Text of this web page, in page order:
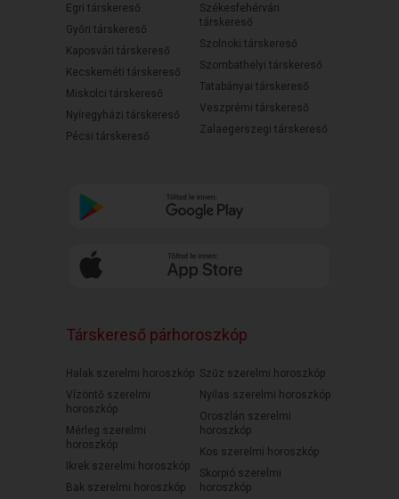
Egri társkereső
Győri társkereső
Kaposvári társkereső
Kecskeméti társkereső
Miskolci társkereső
Nyíregyházi társkereső
Pécsi társkereső
Székesfehérvári
társkereső
Szolnoki társkereső
Szombathelyi társkereső
Tatabányai társkereső
Veszprémi társkereső
Zalaegerszegi társkereső
Társkereső párhoroszkóp
Halak szerelmi horoszkóp
Vízöntő szerelmi
horoszkóp
Mérleg szerelmi
horoszkóp
Ikrek szerelmi horoszkóp
Bak szerelmi horoszkóp
Szűz szerelmi horoszkóp
Nyilas szerelmi horoszkóp
Oroszlán szerelmi
horoszkóp
Kos szerelmi horoszkóp
Skorpió szerelmi
horoszkóp